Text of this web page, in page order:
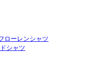
ローレンシャツ
シャツ